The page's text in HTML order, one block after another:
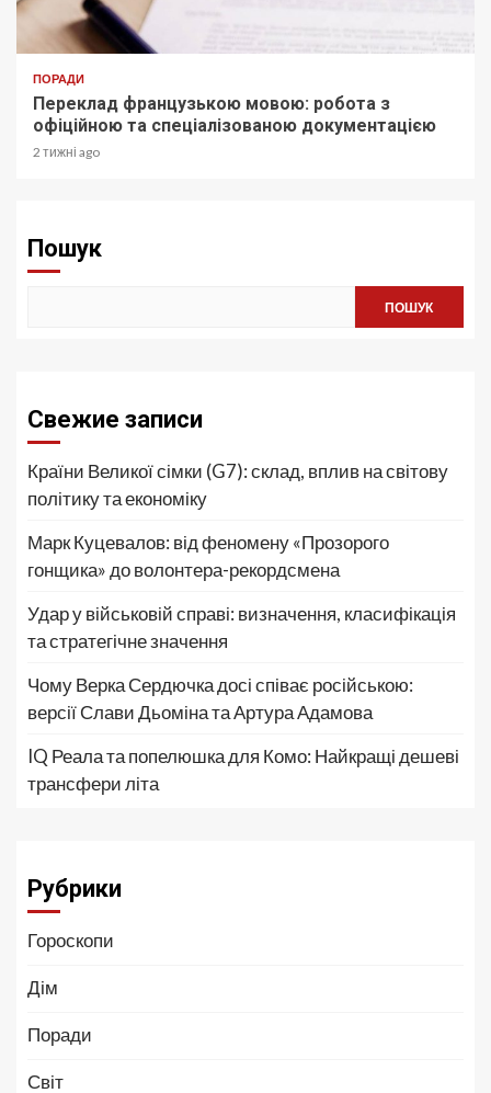
ПОРАДИ
Переклад французькою мовою: робота з
офіційною та спеціалізованою документацією
2 тижні ago
Пошук
ПОШУК
Свежие записи
Країни Великої сімки (G7): склад, вплив на світову
політику та економіку
Марк Куцевалов: від феномену «Прозорого
гонщика» до волонтера-рекордсмена
Удар у військовій справі: визначення, класифікація
та стратегічне значення
Чому Верка Сердючка досі співає російською:
версії Слави Дьоміна та Артура Адамова
IQ Реала та попелюшка для Комо: Найкращі дешеві
трансфери літа
Рубрики
Гороскопи
Дім
Поради
Світ